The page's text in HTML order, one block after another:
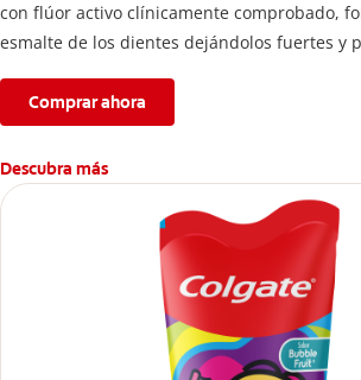
con flúor activo clínicamente comprobado,
esmalte de los dientes dejándolos fuertes y
Comprar ahora
Descubra más